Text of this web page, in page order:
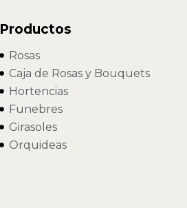
Productos
Rosas
Caja de Rosas y Bouquets
Hortencias
Funebres
Girasoles
Orquideas